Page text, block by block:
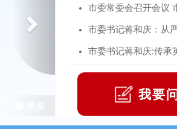
市委常委会召开会议
市委书记蒋和庆：从
市委书记蒋和庆:传承
我要